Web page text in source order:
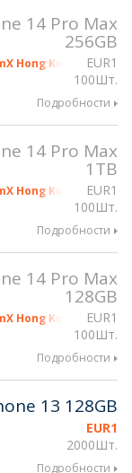
14 Pro Max
256GB
EUR1
100Шт.
Hong Kong 2026
Подробности
14 Pro Max
1TB
EUR1
100Шт.
Hong Kong 2026
Подробности
14 Pro Max
128GB
EUR1
100Шт.
Hong Kong 2026
Подробности
13 128GB
EUR1
2000Шт.
Подробности